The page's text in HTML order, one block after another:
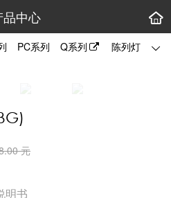
品中心
PC系列 Q系列 陈列灯 拼
元
明书